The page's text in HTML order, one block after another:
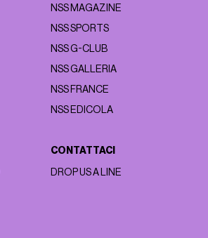
NSS MAGAZINE
NSS SPORTS
NSS G-CLUB
NSS GALLERIA
NSS FRANCE
NSS EDICOLA
CONTATTACI
DROP US A LINE